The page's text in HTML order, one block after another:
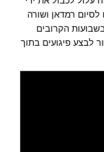
לסיום רמדאן ושורה
הקרובים
לבצע פיגועים בתוך